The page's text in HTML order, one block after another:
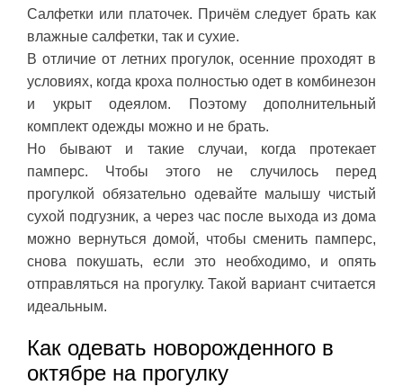
Салфетки или платочек. Причём следует брать как
влажные салфетки, так и сухие.
В отличие от летних прогулок, осенние проходят в
условиях, когда кроха полностью одет в комбинезон
и укрыт одеялом. Поэтому дополнительный
комплект одежды можно и не брать.
Но бывают и такие случаи, когда протекает
памперс. Чтобы этого не случилось перед
прогулкой обязательно одевайте малышу чистый
сухой подгузник, а через час после выхода из дома
можно вернуться домой, чтобы сменить памперс,
снова покушать, если это необходимо, и опять
отправляться на прогулку. Такой вариант считается
идеальным.
Как одевать новорожденного в
октябре на прогулку